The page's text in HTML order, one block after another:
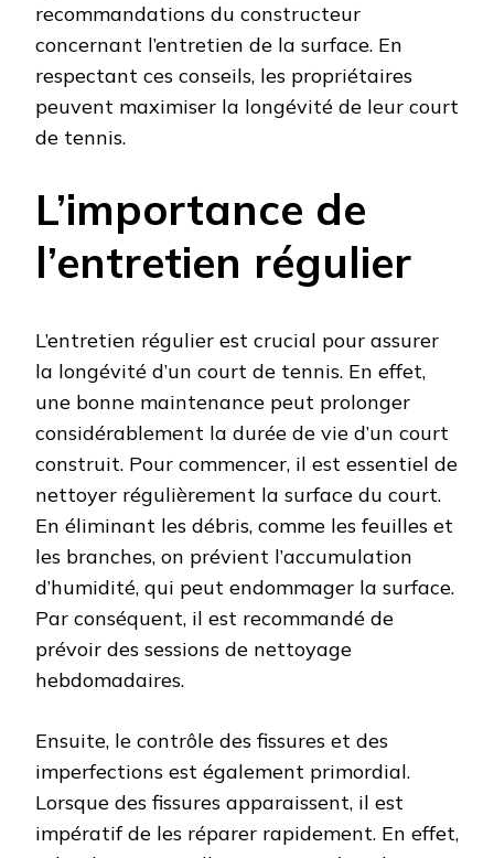
recommandations du constructeur
concernant l’entretien de la surface. En
respectant ces conseils, les propriétaires
peuvent maximiser la longévité de leur court
de tennis.
L’importance de
l’entretien régulier
L’entretien régulier est crucial pour assurer
la longévité d’un court de tennis. En effet,
une bonne maintenance peut prolonger
considérablement la durée de vie d’un court
construit. Pour commencer, il est essentiel de
nettoyer régulièrement la surface du court.
En éliminant les débris, comme les feuilles et
les branches, on prévient l’accumulation
d’humidité, qui peut endommager la surface.
Par conséquent, il est recommandé de
prévoir des sessions de nettoyage
hebdomadaires.
Ensuite, le contrôle des fissures et des
imperfections est également primordial.
Lorsque des fissures apparaissent, il est
impératif de les réparer rapidement. En effet,